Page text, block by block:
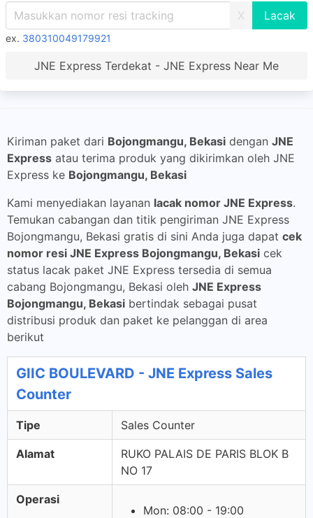
X
ex. 380310049179921
JNE Express Terdekat - JNE Express Near Me
Kiriman paket dari Bojongmangu, Bekasi dengan JNE
Express atau terima produk yang dikirimkan oleh JNE
Express ke Bojongmangu, Bekasi
Kami menyediakan layanan lacak nomor JNE Express.
Temukan cabangan dan titik pengiriman JNE Express
Bojongmangu, Bekasi gratis di sini Anda juga dapat cek
nomor resi JNE Express Bojongmangu, Bekasi cek
status lacak paket JNE Express tersedia di semua
cabang Bojongmangu, Bekasi oleh JNE Express
Bojongmangu, Bekasi bertindak sebagai pusat
distribusi produk dan paket ke pelanggan di area
berikut
GIIC BOULEVARD - JNE Express Sales
Counter
Tipe Sales Counter
Alamat
RUKO PALAIS DE PARIS BLOK B
NO 17
Operasi
Mon: 08:00 - 19:00